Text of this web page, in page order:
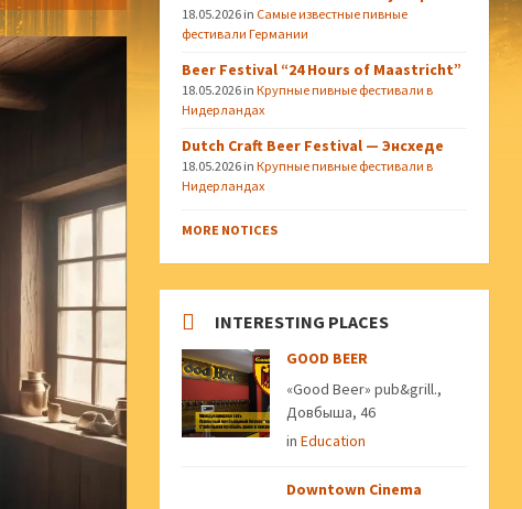
18.05.2026 in Самые известные пивные
фестивали Германии
Beer Festival “24 Hours of Maastricht”
18.05.2026 inКрупные пивные фестивали в
Нидерландах
Dutch Craft Beer Festival — Энсхеде
18.05.2026 inКрупные пивные фестивали в
Нидерландах
MORE NOTICES
INTERESTING PLACES
GOOD BEER
«Good Beer» pub&grill.,
Довбыша, 46
inEducation
Downtown Cinema